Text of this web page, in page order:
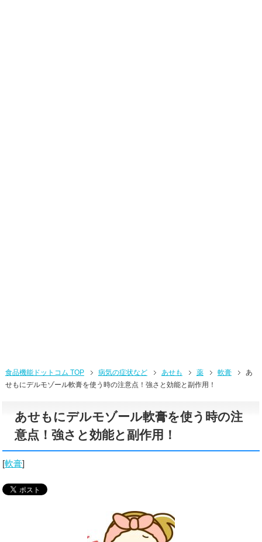
食品機能ドットコム TOP 病気の症状など あせも 薬 軟膏
あ
せもにデルモゾール軟膏を使う時の注意点！強さと効能と副作用！
あせもにデルモゾール軟膏を使う時の注
意点！強さと効能と副作用！
[軟膏]